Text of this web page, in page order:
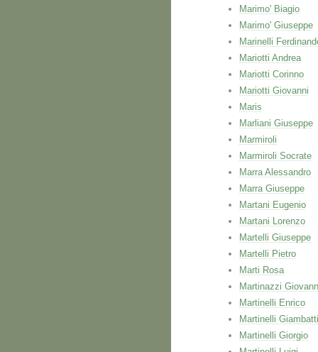
Marimo' Biagio
Marimo' Giuseppe
Marinelli
Mariotti Andrea
Mariotti Corinno
Mariotti Giovanni
Maris
Marliani Giuseppe
Marmiroli
Marmiroli Socrate
Marra Alessandro
Marra Giuseppe
Martani Eugenio
Martani Lorenzo
Martelli Giuseppe
Martelli Pietro
Marti Rosa
Martinazzi
Martinelli Enrico
Martinelli
Martinelli Giorgio